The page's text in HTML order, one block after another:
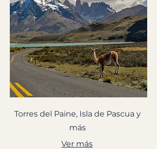
Torres del Paine, Isla de Pascua y
más
Ver más